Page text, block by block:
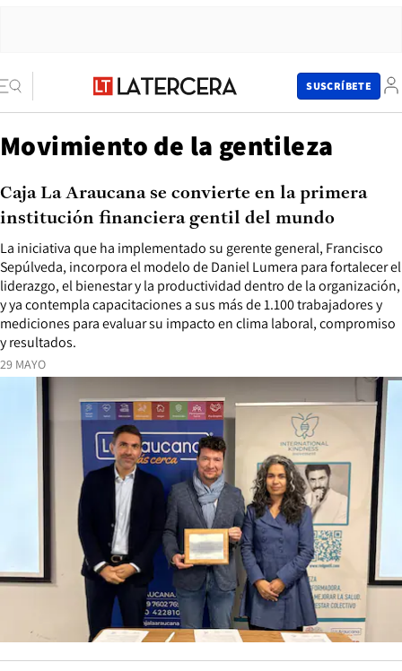
SUSCRÍBETE
Movimiento de la gentileza
29 MAYO
La iniciativa que ha implementado su gerente general, Francisco
Sepúlveda, incorpora el modelo de Daniel Lumera para fortalecer el
liderazgo, el bienestar y la productividad dentro de la organización,
y ya contempla capacitaciones a sus más de 1.100 trabajadores y
mediciones para evaluar su impacto en clima laboral, compromiso
y resultados.
Caja La Araucana se convierte en la primera
institución financiera gentil del mundo